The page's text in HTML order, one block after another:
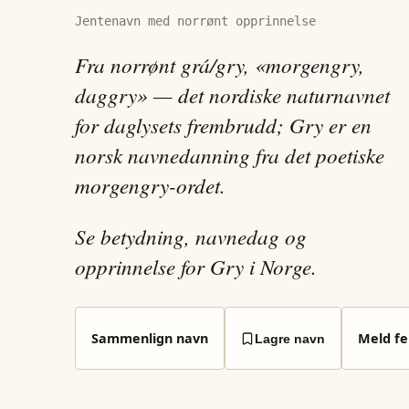
Jentenavn med norrønt opprinnelse
Fra norrønt grá/gry, «morgengry,
daggry» — det nordiske naturnavnet
for daglysets frembrudd; Gry er en
norsk navnedanning fra det poetiske
morgengry-ordet.
Se betydning, navnedag og
opprinnelse for Gry i Norge.
Sammenlign navn Lagre navn Meld